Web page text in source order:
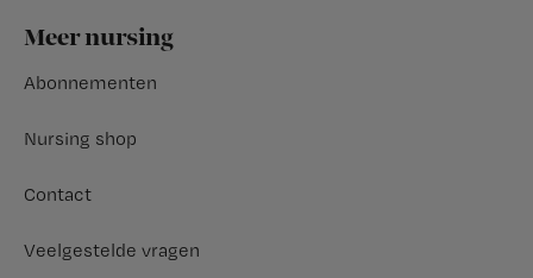
Footer
Meer nursing
Abonnementen
Nursing shop
Contact
Veelgestelde vragen